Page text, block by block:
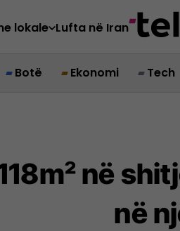
lokale Lufta në Iran
Botë Ekonomi Tech
në
në